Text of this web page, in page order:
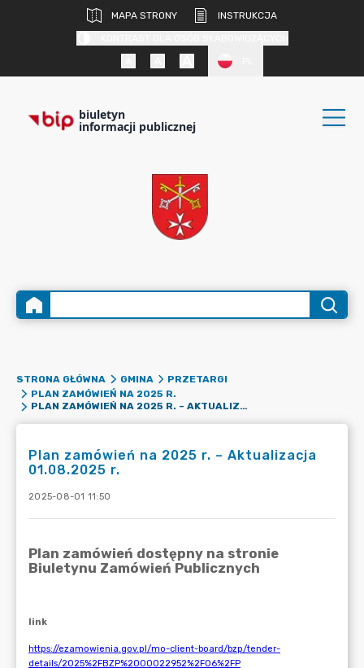
MAPA STRONY
INSTRUKCJA
biuletyn
informacji publicznej
STRONA GŁÓWNA GMINA
PRZETARGI
PLAN ZAMÓWIEŃ NA 2025 R.
PLAN ZAMÓWIEŃ NA 2025 R. – AKTUALIZACJA 01.08.2025 R.
Plan zamówień na 2025 r. – Aktualizacja
01.08.2025 r.
2025-08-01 11:50